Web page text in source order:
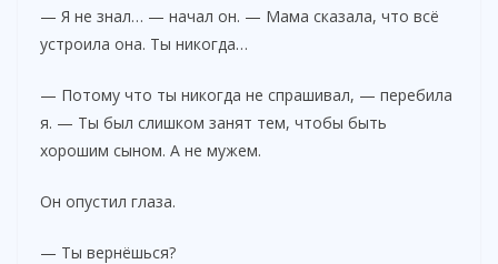
— Я не знал… — начал он. — Мама сказала, что всё
устроила она. Ты никогда…
— Потому что ты никогда не спрашивал, — перебила
я. — Ты был слишком занят тем, чтобы быть
хорошим сыном. А не мужем.
Он опустил глаза.
— Ты вернёшься?